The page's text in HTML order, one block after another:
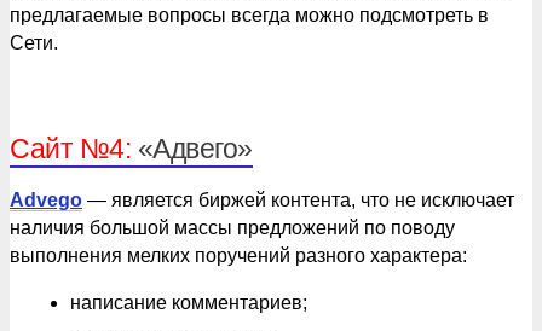
предлагаемые вопросы всегда можно подсмотреть в
Сети.
Сайт №4: «Адвего»
Advego — является биржей контента, что не исключает
наличия большой массы предложений по поводу
выполнения мелких поручений разного характера:
написание комментариев;